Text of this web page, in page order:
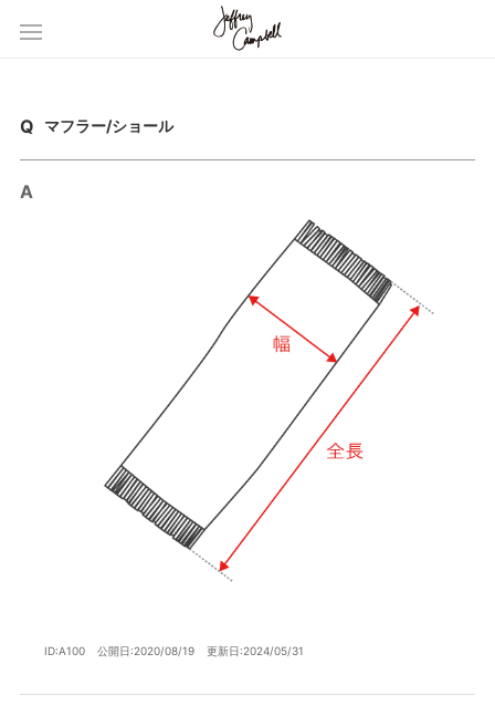
マフラー/ショール
ID:A100 公開日:2020/08/19 更新日:2024/05/31